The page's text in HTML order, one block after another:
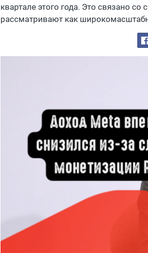
квартале этого года. Это связано
рассматривают как